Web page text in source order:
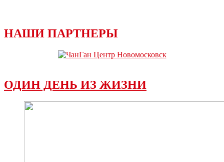
НАШИ ПАРТНЕРЫ
ОДИН ДЕНЬ ИЗ ЖИЗНИ